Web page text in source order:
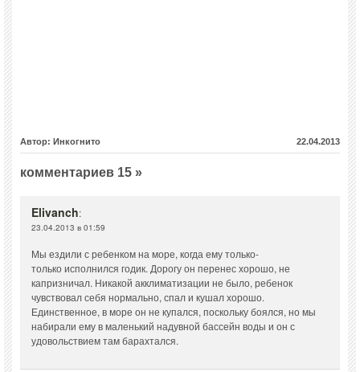
Автор: Инкогнито 22.04.2013
комментариев 15 »
Elivanch:
23.04.2013 в 01:59
Мы ездили с ребенком на море, когда ему только-
только исполнился годик. Дорогу он перенес хорошо, не
капризничал. Никакой акклиматизации не было, ребенок
чувствовал себя нормально, спал и кушал хорошо.
Единственное, в море он не купался, поскольку боялся, но мы
набирали ему в маленький надувной бассейн воды и он с
удовольствием там барахтался.